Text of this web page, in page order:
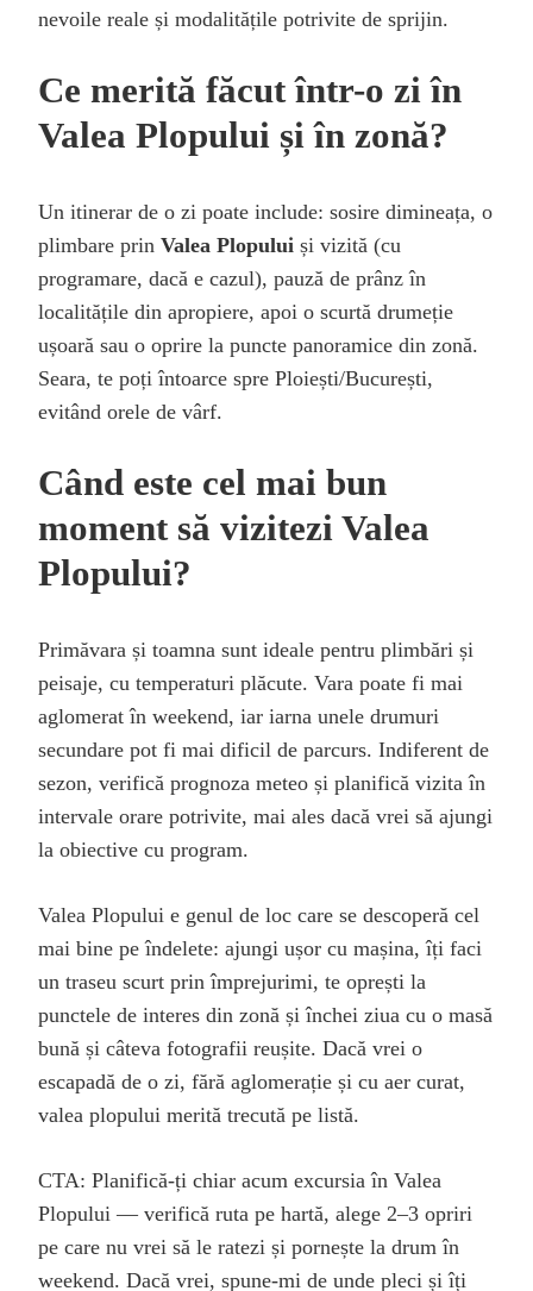
nevoile reale și modalitățile potrivite de sprijin.
Ce merită făcut într-o zi în
Valea Plopului și în zonă?
Un itinerar de o zi poate include: sosire dimineața, o
plimbare prin Valea Plopului și vizită (cu
programare, dacă e cazul), pauză de prânz în
localitățile din apropiere, apoi o scurtă drumeție
ușoară sau o oprire la puncte panoramice din zonă.
Seara, te poți întoarce spre Ploiești/București,
evitând orele de vârf.
Când este cel mai bun
moment să vizitezi Valea
Plopului?
Primăvara și toamna sunt ideale pentru plimbări și
peisaje, cu temperaturi plăcute. Vara poate fi mai
aglomerat în weekend, iar iarna unele drumuri
secundare pot fi mai dificil de parcurs. Indiferent de
sezon, verifică prognoza meteo și planifică vizita în
intervale orare potrivite, mai ales dacă vrei să ajungi
la obiective cu program.
Valea Plopului e genul de loc care se descoperă cel
mai bine pe îndelete: ajungi ușor cu mașina, îți faci
un traseu scurt prin împrejurimi, te oprești la
punctele de interes din zonă și închei ziua cu o masă
bună și câteva fotografii reușite. Dacă vrei o
escapadă de o zi, fără aglomerație și cu aer curat,
valea plopului merită trecută pe listă.
CTA: Planifică-ți chiar acum excursia în Valea
Plopului — verifică ruta pe hartă, alege 2–3 opriri
pe care nu vrei să le ratezi și pornește la drum în
weekend. Dacă vrei, spune-mi de unde pleci și îți